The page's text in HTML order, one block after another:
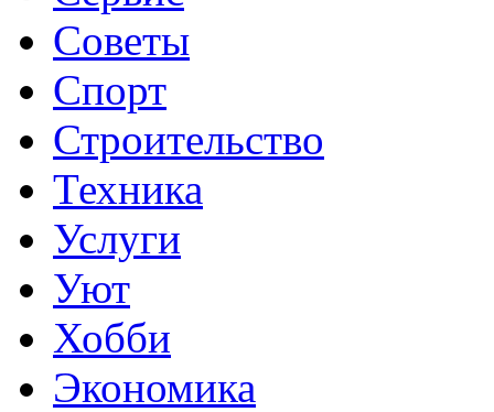
Советы
Спорт
Строительство
Техника
Услуги
Уют
Хобби
Экономика